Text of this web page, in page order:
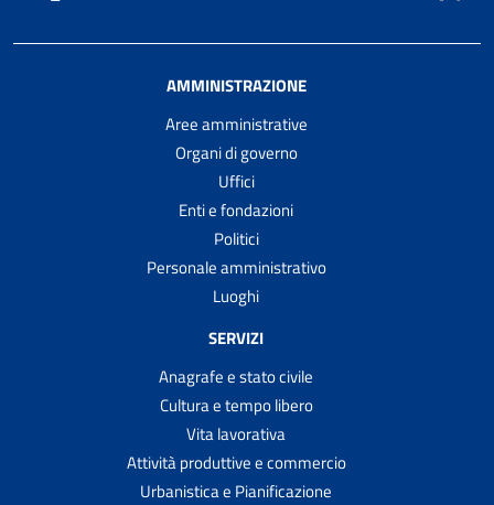
AMMINISTRAZIONE
Aree amministrative
Organi di governo
Uffici
Enti e fondazioni
Politici
Personale amministrativo
Luoghi
SERVIZI
Anagrafe e stato civile
Cultura e tempo libero
Vita lavorativa
Attività produttive e commercio
Urbanistica e Pianificazione